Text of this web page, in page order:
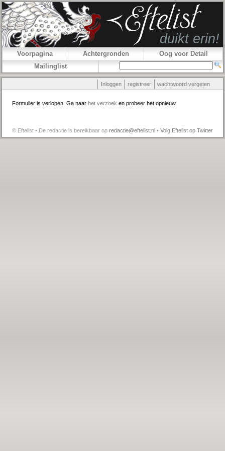
Voorpagina Achtergronden
Oog voor Detail
Mailinglist
Inloggen registreer wachtwoord vergeten
Formulier is verlopen. Ga naar het verzoek en probeer het opnieuw.
© Eftelist • De redactie is bereikbaar op redactie@eftelist.nl • Volg Eftelist op Twitter